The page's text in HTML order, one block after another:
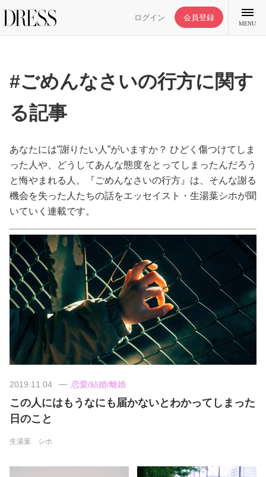
ログイン 会員登録
MENU
特集記事
DRESS部活
ライフスタイル
ファッション
恋愛/結婚/離婚
美容/健康
ワークスタイル
妊娠/出産/家族
トラベル
#ごめんなさいの行方に関す
る記事
あなたには”謝りたい人”がいますか？ ひどく傷つけてしま
った人や、どうしてあんな態度をとってしまったんだろう
と悔やまれる人。『ごめんなさいの行方』は、そんな謝る
機会を失った人たちの話をエッセイスト・生湯葉シホが聞
いていく連載です。
2019.11.04 恋愛/結婚/離婚
この人にはもうなにも届かないとわかってしまった
日のこと
生湯葉 シホ